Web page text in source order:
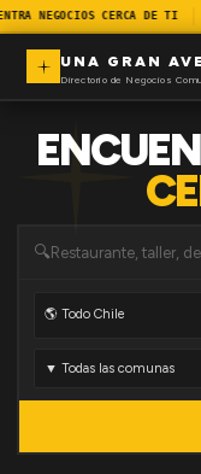
NEGOCIOS CERCA DE TI
UNA GRAN
Directorio de Negocios
🔍